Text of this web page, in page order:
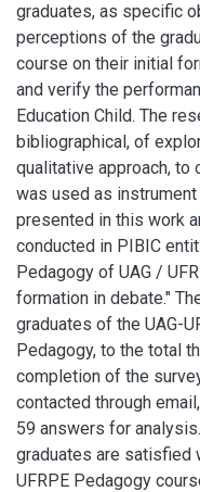
graduates, as specific
perceptions of the
course on their initial
and verify the
Education Child. The
bibliographical, of
qualitative approach, to
was used as
presented in this work
conducted in PIBIC
Pedagogy of UAG /
formation in debate."
graduates of the UAG-
Pedagogy, to the total
completion of the
contacted through
59 answers for
graduates are satisfied
UFRPE Pedagogy